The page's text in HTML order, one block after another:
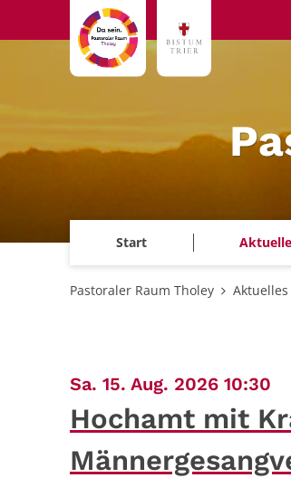
Zum Inhalt springen
Start
Pastoraler Raum Tholey Aktuelles
Sa. 15. Aug. 2026 10:30
Hochamt mit